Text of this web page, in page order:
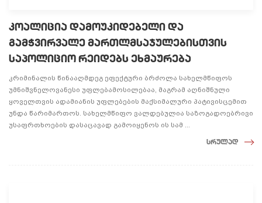
კოალიცია დამოუკიდებელი და
გამჭვირვალე მართლმსაჯულებისთვის
საპოლიციო რეიდებს ეხმაურება
კრიმინალის წინააღმდეგ ეფექტური ბრძოლა სახელმწიფოს
უმნიშვნელოვანესი უფლებამოსილებაა, მაგრამ აღნიშნული
ყოველთვის ადამიანის უფლებების მაქსიმალური პატივისცემით
უნდა წარიმართოს. სახელმწიფო ვალდებულია საზოგადოებრივი
უსაფრთხოების დასაცავად გამოიყენოს ის სამ ...
სრულად